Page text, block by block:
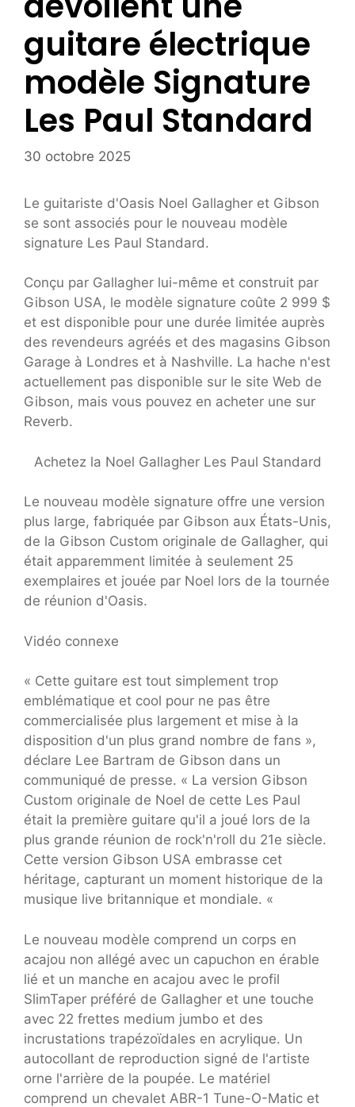
guitare électrique
modèle Signature
Les Paul Standard
30 octobre 2025
Le guitariste d'Oasis Noel Gallagher et Gibson
se sont associés pour le nouveau modèle
signature Les Paul Standard.
Conçu par Gallagher lui-même et construit par
Gibson USA, le modèle signature coûte 2 999 $
et est disponible pour une durée limitée auprès
des revendeurs agréés et des magasins Gibson
Garage à Londres et à Nashville. La hache n'est
actuellement pas disponible sur le site Web de
Gibson, mais vous pouvez en acheter une sur
Reverb.
Achetez la Noel Gallagher Les Paul Standard
Le nouveau modèle signature offre une version
plus large, fabriquée par Gibson aux États-Unis,
de la Gibson Custom originale de Gallagher, qui
était apparemment limitée à seulement 25
exemplaires et jouée par Noel lors de la tournée
de réunion d'Oasis.
Vidéo connexe
« Cette guitare est tout simplement trop
emblématique et cool pour ne pas être
commercialisée plus largement et mise à la
disposition d'un plus grand nombre de fans »,
déclare Lee Bartram de Gibson dans un
communiqué de presse. « La version Gibson
Custom originale de Noel de cette Les Paul
était la première guitare qu'il a joué lors de la
plus grande réunion de rock'n'roll du 21e siècle.
Cette version Gibson USA embrasse cet
héritage, capturant un moment historique de la
musique live britannique et mondiale. «
Le nouveau modèle comprend un corps en
acajou non allégé avec un capuchon en érable
lié et un manche en acajou avec le profil
SlimTaper préféré de Gallagher et une touche
avec 22 frettes medium jumbo et des
incrustations trapézoïdales en acrylique. Un
autocollant de reproduction signé de l'artiste
orne l'arrière de la poupée. Le matériel
comprend un chevalet ABR-1 Tune-O-Matic et